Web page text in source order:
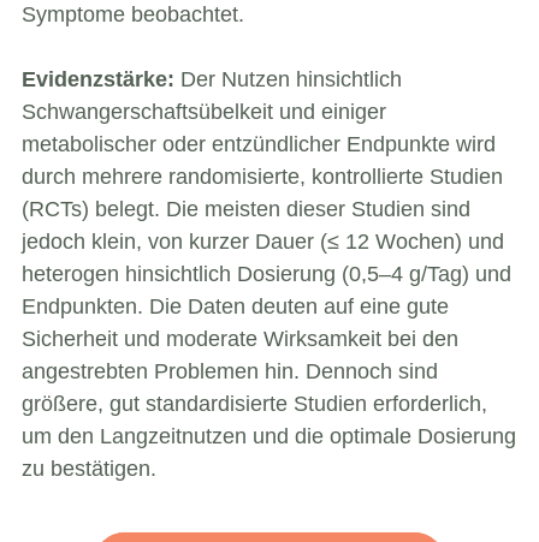
Symptome beobachtet.
Evidenzstärke: Der Nutzen hinsichtlich
Schwangerschaftsübelkeit und einiger
metabolischer oder entzündlicher Endpunkte wird
durch mehrere randomisierte, kontrollierte Studien
(RCTs) belegt. Die meisten dieser Studien sind
jedoch klein, von kurzer Dauer (≤ 12 Wochen) und
heterogen hinsichtlich Dosierung (0,5–4 g/Tag) und
Endpunkten. Die Daten deuten auf eine gute
Sicherheit und moderate Wirksamkeit bei den
angestrebten Problemen hin. Dennoch sind
größere, gut standardisierte Studien erforderlich,
um den Langzeitnutzen und die optimale Dosierung
zu bestätigen.